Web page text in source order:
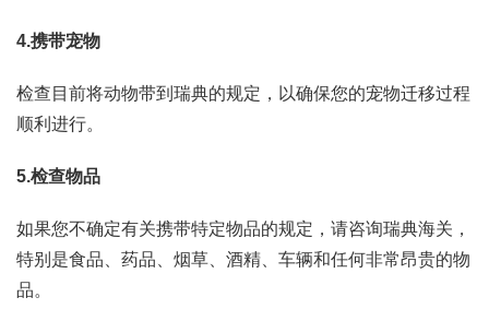
4.携带宠物
检查目前将动物带到瑞典的规定，以确保您的宠物迁移过程
顺利进行。
5.检查物品
如果您不确定有关携带特定物品的规定，请咨询瑞典海关，
特别是食品、药品、烟草、酒精、车辆和任何非常昂贵的物
品。